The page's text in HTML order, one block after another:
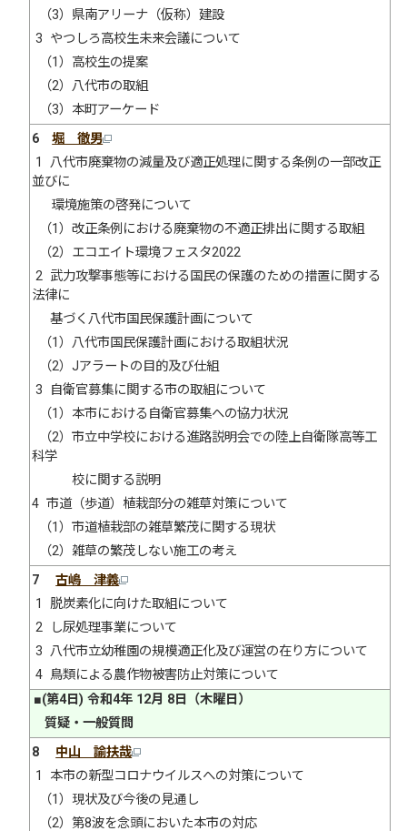
（3）県南アリーナ（仮称）建設
3 やつしろ高校生未来会議について
（1）高校生の提案
（2）八代市の取組
（3）本町アーケード
6堀 徹男
1 八代市廃棄物の減量及び適正処理に関する条例の一部改正
並びに
環境施策の啓発について
（1）改正条例における廃棄物の不適正排出に関する取組
（2）エコエイト環境フェスタ2022
2 武力攻撃事態等における国民の保護のための措置に関する
法律に
基づく八代市国民保護計画について
（1）八代市国民保護計画における取組状況
（2）Jアラートの目的及び仕組
3 自衛官募集に関する市の取組について
（1）本市における自衛官募集への協力状況
（2）市立中学校における進路説明会での陸上自衛隊高等工
科学
校に関する説明
4 市道（歩道）植栽部分の雑草対策について
（1）市道植栽部の雑草繁茂に関する現状
（2）雑草の繁茂しない施工の考え
7
古嶋 津義
1 脱炭素化に向けた取組について
2 し尿処理事業について
3 八代市立幼稚園の規模適正化及び運営の在り方について
4 鳥類による農作物被害防止対策について
■(第4日) 令和4年 12月 8日（木曜日）
質疑・一般質問
8 中山 諭扶哉
1 本市の新型コロナウイルスへの対策について
（1）現状及び今後の見通し
（2）第8波を念頭においた本市の対応